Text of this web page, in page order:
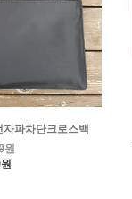
파차단크로스백
원